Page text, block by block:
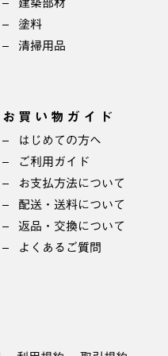
建築部材
塗料
清掃用品
お買い物ガイド
はじめての方へ
ご利用ガイド
お支払方法について
配送・送料について
返品・交換について
よくあるご質問